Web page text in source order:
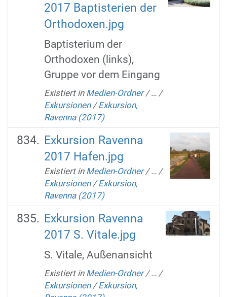
2017 Baptisterien der
Orthodoxen.jpg
Baptisterium der
Orthodoxen (links),
Gruppe vor dem Eingang
Existiert in Medien-Ordner /… /
Exkursionen /Exkursion,
Ravenna (2017)
Exkursion Ravenna
2017 Hafen.jpg
Existiert in Medien-Ordner /… /
Exkursionen /Exkursion,
Ravenna (2017)
Exkursion Ravenna
2017 S. Vitale.jpg
S. Vitale, Außenansicht
Existiert in Medien-Ordner /… /
Exkursionen /Exkursion,